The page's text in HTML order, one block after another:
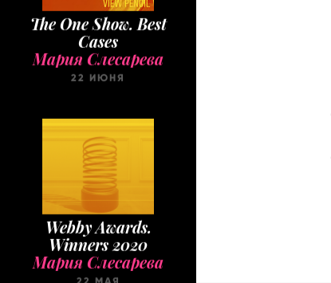
The One Show. Best
Cases
Мария Слесарева
22 ИЮНЯ
Webby Awards.
Winners 2020
Мария Слесарева
22 МАЯ